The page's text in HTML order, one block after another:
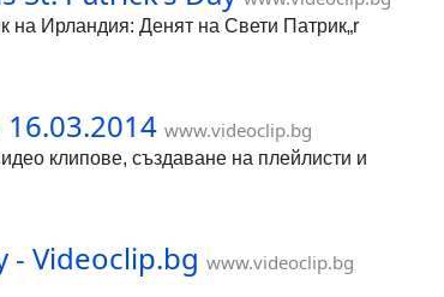
да избяга в Галия.
на Ирландия: Денят на Свети Патрик„r
16.03.2014 www.videoclip.bg
клипове, създаване на плейлисти и
- Videoclip.bg www.videoclip.bg